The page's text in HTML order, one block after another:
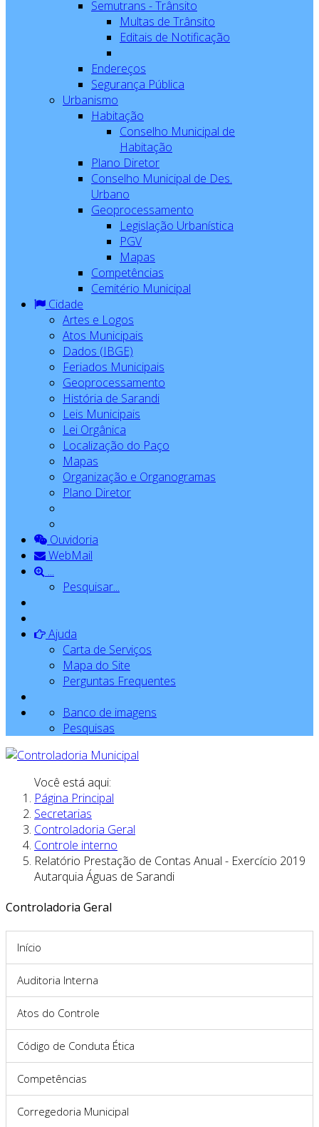
Semutrans - Trânsito
Multas de Trânsito
Editais de Notificação
Endereços
Segurança Pública
Urbanismo
Habitação
Conselho Municipal de
Habitação
Plano Diretor
Conselho Municipal de Des.
Urbano
Geoprocessamento
Legislação Urbanística
PGV
Mapas
Competências
Cemitério Municipal
Cidade
Artes e Logos
Atos Municipais
Dados (IBGE)
Feriados Municipais
Geoprocessamento
História de Sarandi
Leis Municipais
Lei Orgânica
Localização do Paço
Mapas
Organização e Organogramas
Plano Diretor
Ouvidoria
WebMail
...
Pesquisar...
Ajuda
Carta de Serviços
Mapa do Site
Perguntas Frequentes
Banco de imagens
Pesquisas
Você está aqui:
Página Principal
Secretarias
Controladoria Geral
Controle interno
Relatório Prestação de Contas Anual - Exercício 2019
Autarquia Águas de Sarandi
Controladoria Geral
Início
Auditoria Interna
Atos do Controle
Código de Conduta Ética
Competências
Corregedoria Municipal